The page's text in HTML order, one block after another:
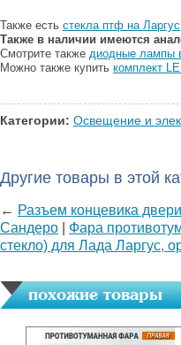
Также есть стекла птф на Ларгус
Также в наличии имеются
Смотрите также диодные лампы
Можно также купить комплект
Категории: Освещение и
Другие товары в этой
← Разъем концевика
Сандеро
Фара
стекло) для Лада Ларгус,
похожие товары